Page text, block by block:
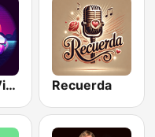
80s Pop Vibes Recuerda